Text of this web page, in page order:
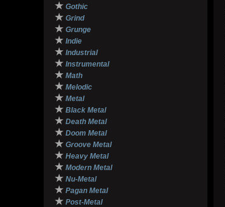
★ Gothic
★ Grind
★ Grunge
★ Indie
★ Industrial
★ Instrumental
★ Math
★ Melodic
★ Metal
★ Black Metal
★ Death Metal
★ Doom Metal
★ Groove Metal
★ Heavy Metal
★ Modern Metal
★ Nu-Metal
★ Pagan Metal
★ Post-Metal